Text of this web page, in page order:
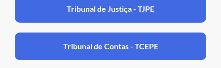
Tribunal de Justiça - TJPE
Tribunal de Contas - TCEPE